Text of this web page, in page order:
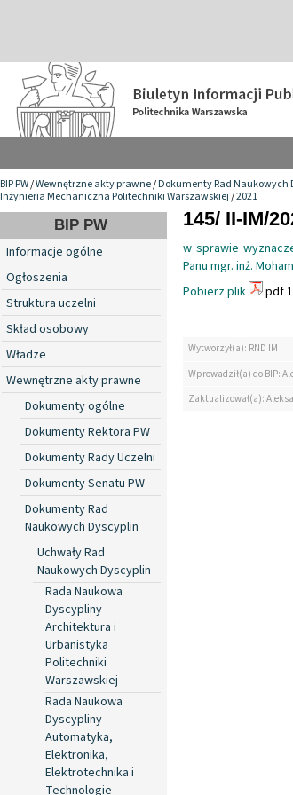
BIP PW/Wewnętrzne akty prawne/Dokumenty Rad Naukowych
Inżynieria Mechaniczna Politechniki Warszawskiej/2021
BIP PW
Informacje ogólne
Ogłoszenia
Struktura uczelni
Skład osobowy
Władze
Wewnętrzne akty prawne
Dokumenty ogólne
Dokumenty Rektora PW
Dokumenty Rady Uczelni
Dokumenty Senatu PW
Dokumenty Rad
Naukowych Dyscyplin
Uchwały Rad
Naukowych Dyscyplin
Rada Naukowa
Dyscypliny
Architektura i
Urbanistyka
Politechniki
Warszawskiej
Rada Naukowa
Dyscypliny
Automatyka,
Elektronika,
Elektrotechnika i
Technologie
145/ II-IM/
w sprawie
Panu mgr. inż.
Pobierz plik
pdf
Wytworzył(a): RND IM
Wprowadził(a) do BIP:
Zaktualizował(a):